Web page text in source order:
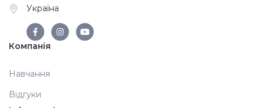
Фольга для лиття (ефект кракелюра)
Україна
Компанія
Навчання
Відгуки